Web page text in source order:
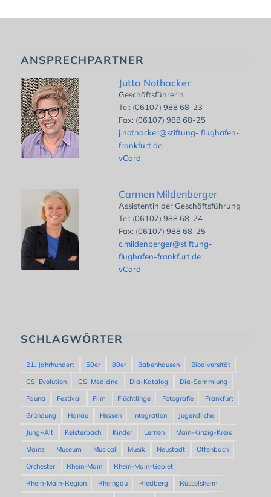
ANSPRECHPARTNER
Jutta Nothacker
Geschäftsführerin
Tel: (06107) 988 68-23
Fax: (06107) 988 68-25
j.nothacker@stiftung- flughafen-
frankfurt.de
vCard
Carmen Mildenberger
Assistentin der Geschäftsführung
Tel: (06107) 988 68-24
Fax: (06107) 988 68-25
c.mildenberger@stiftung-
flughafen-frankfurt.de
vCard
SCHLAGWÖRTER
21. Jahrhundert 50er 80er Babenhausen
Biodiversität
CSI Evolution
CSI Medicine Dia-Katalog
Dia-Sammlung
Fauna
Festival Film Flüchtlinge Fotografie
Frankfurt
Gründung
Hanau Hessen Integration
Jugendliche
Jung+Alt
Kelsterbach Kinder Lernen
Main-Kinzig-Kreis
Mainz
Museum Musical Musik Neustadt
Offenbach
Orchester
Rhein-Main
Rhein-Main-Gebiet
Rhein-Main-Region
Rheingau Riedberg
Rüsselsheim